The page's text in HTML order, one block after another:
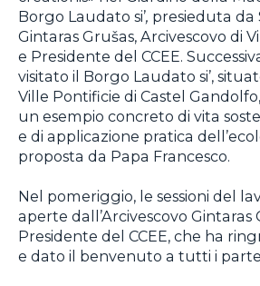
Borgo Laudato si’, presieduta da
Gintaras Grušas, Arcivescovo di
e Presidente del CCEE.
visitato il Borgo Laudato si’,
Ville Pontificie di Castel
un esempio concreto di vita
e di applicazione pratica
proposta da Papa Francesco.
Nel pomeriggio, le sessioni del
aperte dall’Arcivescovo Gintaras
Presidente del CCEE, che ha
e dato il benvenuto a tutti i